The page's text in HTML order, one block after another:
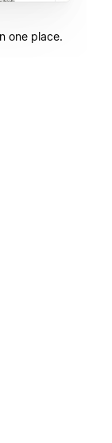
one place.